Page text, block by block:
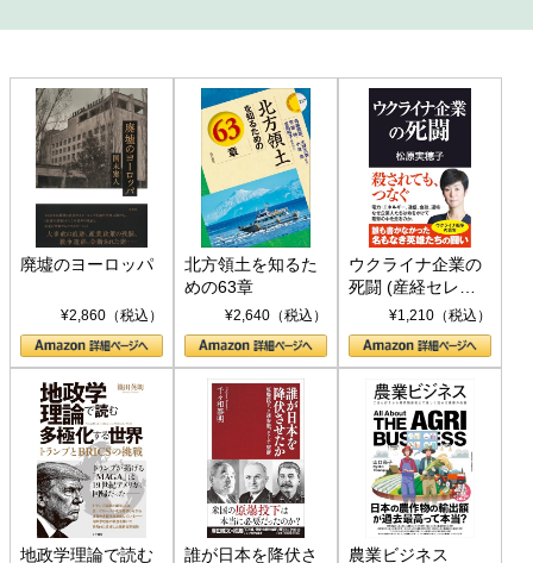
廃墟のヨーロッパ
¥2,860（税込）
北方領土を知るた
めの63章
¥2,640（税込）
ウクライナ企業の
死闘 (産経セレク
ト S 039)¥1,210（税込）
地政学理論で読む
誰が日本を降伏さ
農業ビジネス